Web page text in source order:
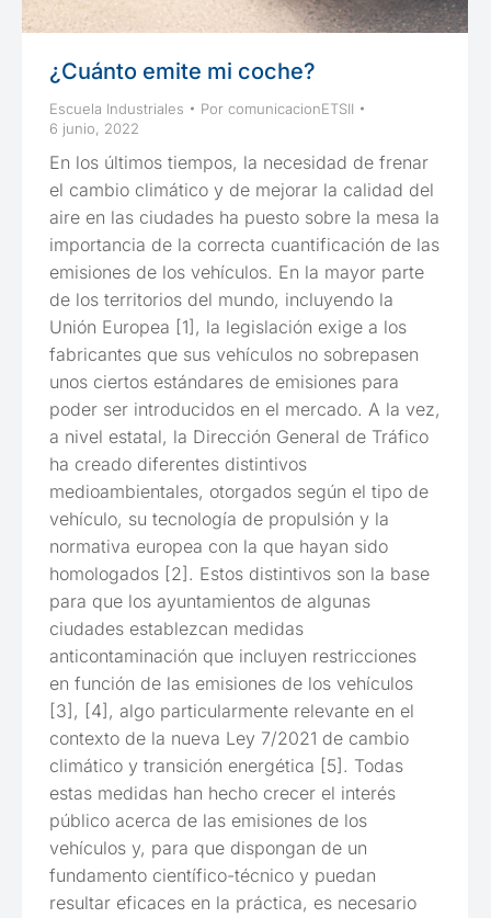
¿Cuánto emite mi coche?
Escuela Industriales Por comunicacionETSII
6 junio, 2022
En los últimos tiempos, la necesidad de frenar
el cambio climático y de mejorar la calidad del
aire en las ciudades ha puesto sobre la mesa la
importancia de la correcta cuantificación de las
emisiones de los vehículos. En la mayor parte
de los territorios del mundo, incluyendo la
Unión Europea [1], la legislación exige a los
fabricantes que sus vehículos no sobrepasen
unos ciertos estándares de emisiones para
poder ser introducidos en el mercado. A la vez,
a nivel estatal, la Dirección General de Tráfico
ha creado diferentes distintivos
medioambientales, otorgados según el tipo de
vehículo, su tecnología de propulsión y la
normativa europea con la que hayan sido
homologados [2]. Estos distintivos son la base
para que los ayuntamientos de algunas
ciudades establezcan medidas
anticontaminación que incluyen restricciones
en función de las emisiones de los vehículos
[3], [4], algo particularmente relevante en el
contexto de la nueva Ley 7/2021 de cambio
climático y transición energética [5]. Todas
estas medidas han hecho crecer el interés
público acerca de las emisiones de los
vehículos y, para que dispongan de un
fundamento científico-técnico y puedan
resultar eficaces en la práctica, es necesario